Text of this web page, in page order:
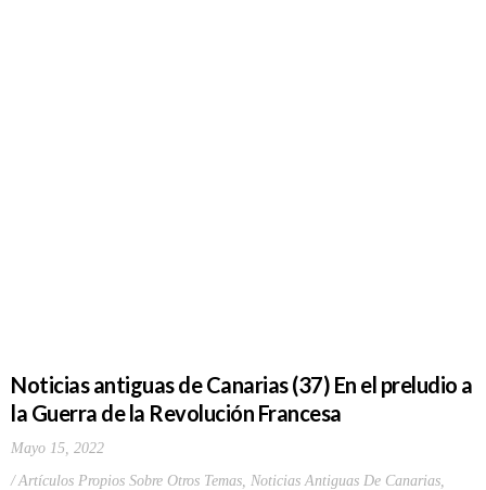
Noticias antiguas de Canarias (37) En el preludio a
la Guerra de la Revolución Francesa
Mayo 15, 2022
Artículos Propios Sobre Otros Temas, Noticias Antiguas De Canarias,